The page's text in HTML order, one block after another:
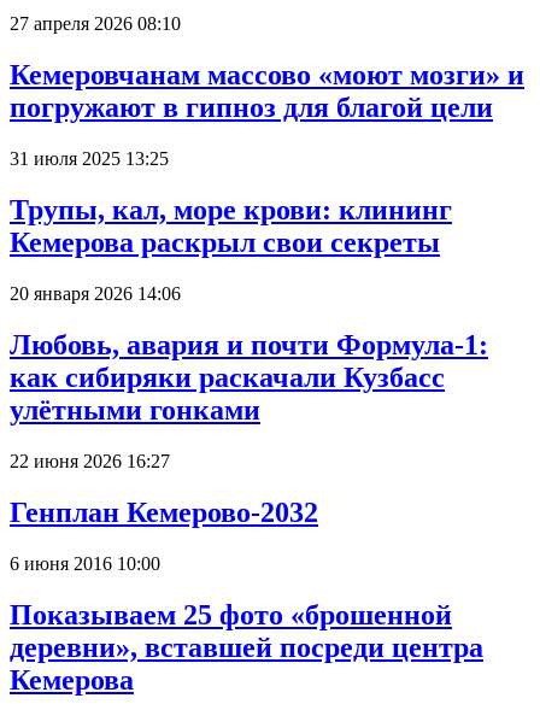
27 апреля 2026 08:10
Кемеровчанам массово «моют мозги» и
погружают в гипноз для благой цели
31 июля 2025 13:25
Трупы, кал, море крови: клининг
Кемерова раскрыл свои секреты
20 января 2026 14:06
Любовь, авария и почти Формула-1:
как сибиряки раскачали Кузбасс
улётными гонками
22 июня 2026 16:27
Генплан Кемерово-2032
6 июня 2016 10:00
Показываем 25 фото «брошенной
деревни», вставшей посреди центра
Кемерова